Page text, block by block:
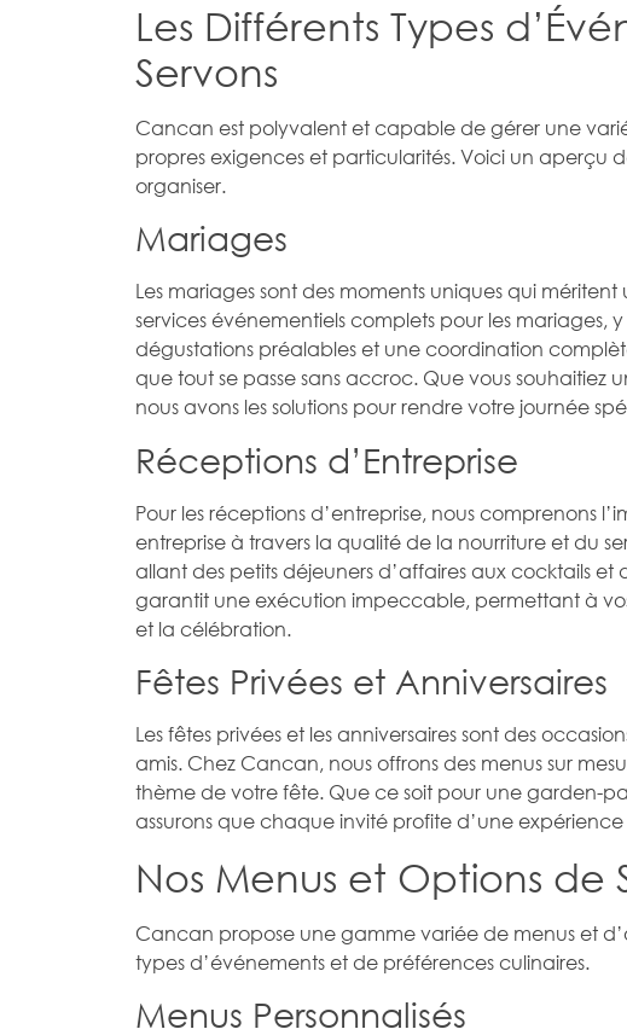
Les Différents Types
Servons
Cancan est polyvalent et capable de gérer une
propres exigences et particularités. Voici un aperçu
organiser.
Mariages
Les mariages sont des moments uniques qui
services événementiels complets pour les mariages,
dégustations préalables et une coordination
que tout se passe sans accroc. Que vous
nous avons les solutions pour rendre votre journée
Réceptions d’Entreprise
Pour les réceptions d’entreprise, nous comprenons
entreprise à travers la qualité de la nourriture et du
allant des petits déjeuners d’affaires aux cocktails
garantit une exécution impeccable, permettant à
et la célébration.
Fêtes Privées et Anniversaires
Les fêtes privées et les anniversaires sont des
amis. Chez Cancan, nous offrons des menus sur
thème de votre fête. Que ce soit pour une garden-
assurons que chaque invité profite d’une
Nos Menus et Options de
Cancan propose une gamme variée de menus et
types d’événements et de préférences culinaires.
Menus Personnalisés